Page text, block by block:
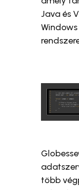
Java és
több